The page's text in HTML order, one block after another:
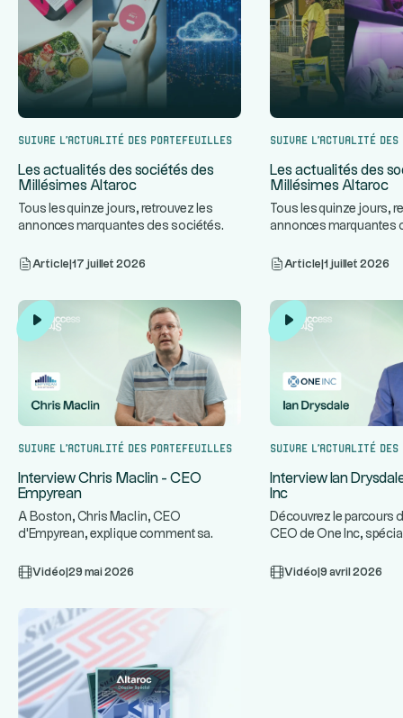
Suivre l’actualité des portefeuilles
Les actualités des sociétés des
Millésimes Altaroc
Tous les quinze jours, retrouvez les
annonces marquantes des sociétés
Article 17 juillet 2026
Suivre l’actualité
Les actualités des
Millésimes Altaroc
Tous les quinze jours,
annonces marquantes
Article 1 juillet 2026
Suivre l’actualité des portefeuilles
Interview Chris Maclin - CEO
Empyrean
A Boston, Chris Maclin, CEO
d'Empyrean, explique comment sa
ban...
Vidéo 29 mai 2026
Suivre l’actualité
Interview Ian
Inc
Découvrez le parcours
CEO de One Inc,
Vidéo 9 avril 2026